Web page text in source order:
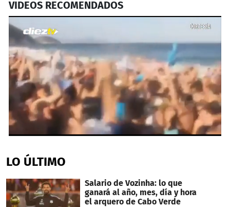
VIDEOS RECOMENDADOS
of
1
21
seconds
LO ÚLTIMO
Salario de Vozinha: lo que
ganará al año, mes, día y hora
el arquero de Cabo Verde